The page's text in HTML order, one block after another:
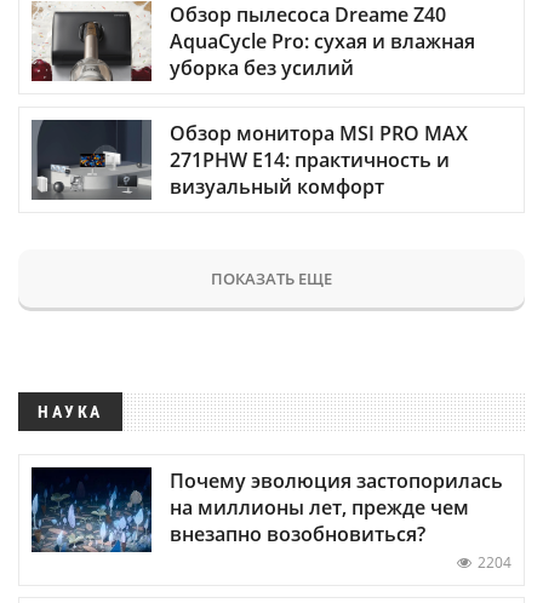
Обзор пылесоса Dreame Z40
AquaCycle Pro: сухая и влажная
уборка без усилий
Обзор монитора MSI PRO MAX
271PHW E14: практичность и
визуальный комфорт
ПОКАЗАТЬ ЕЩЕ
НАУКА
Почему эволюция застопорилась
на миллионы лет, прежде чем
внезапно возобновиться?
2204